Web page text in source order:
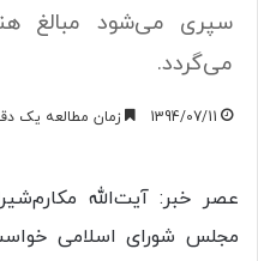
سپری می‌شود مبالغ
می‌گردد.
1394/07/11 زمان مطالعه یک
عصر خبر: آیت‌الله
مجلس شورای اسلامی